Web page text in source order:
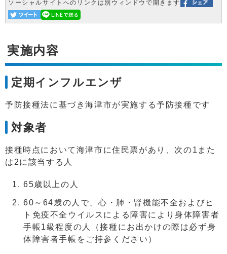
ソーシャルサイトへのリンクは別ウィンドウで開きます
実施内容
定期インフルエンザ
予防接種法に基づき海津市が実施する予防接種です
対象者
接種時点において海津市に住民票があり、次の1また
は2に該当する人
65歳以上の人
60～64歳の人で、心・肺・腎機能不全およびヒ
ト免疫不全ウイルスによる障害により身体障害者
手帳1級程度の人（接種にお出かけの際は必ず身
体障害者手帳をご持参ください）